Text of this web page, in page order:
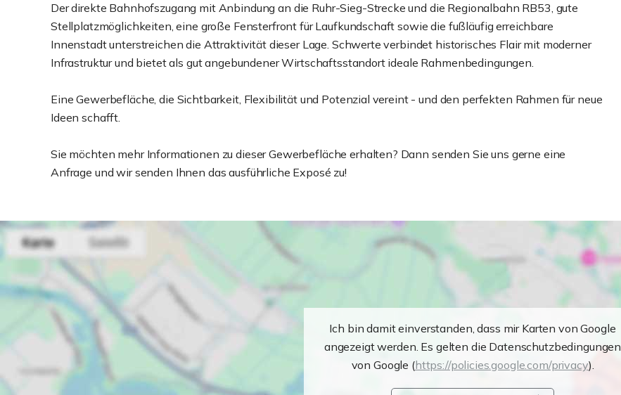
Der direkte Bahnhofszugang mit Anbindung an die Ruhr-Sieg-Strecke und die Regionalbahn RB53, gute
Stellplatzmöglichkeiten, eine große Fensterfront für Laufkundschaft sowie die fußläufig erreichbare
Innenstadt unterstreichen die Attraktivität dieser Lage. Schwerte verbindet historisches Flair mit moderner
Infrastruktur und bietet als gut angebundener Wirtschaftsstandort ideale Rahmenbedingungen.
Eine Gewerbefläche, die Sichtbarkeit, Flexibilität und Potenzial vereint - und den perfekten Rahmen für neue
Ideen schafft.
Sie möchten mehr Informationen zu dieser Gewerbefläche erhalten? Dann senden Sie uns gerne eine
Anfrage und wir senden Ihnen das ausführliche Exposé zu!
Ich bin damit einverstanden, dass mir Karten von Google
angezeigt werden. Es gelten die Datenschutzbedingungen
von Google (https://policies.google.com/privacy).